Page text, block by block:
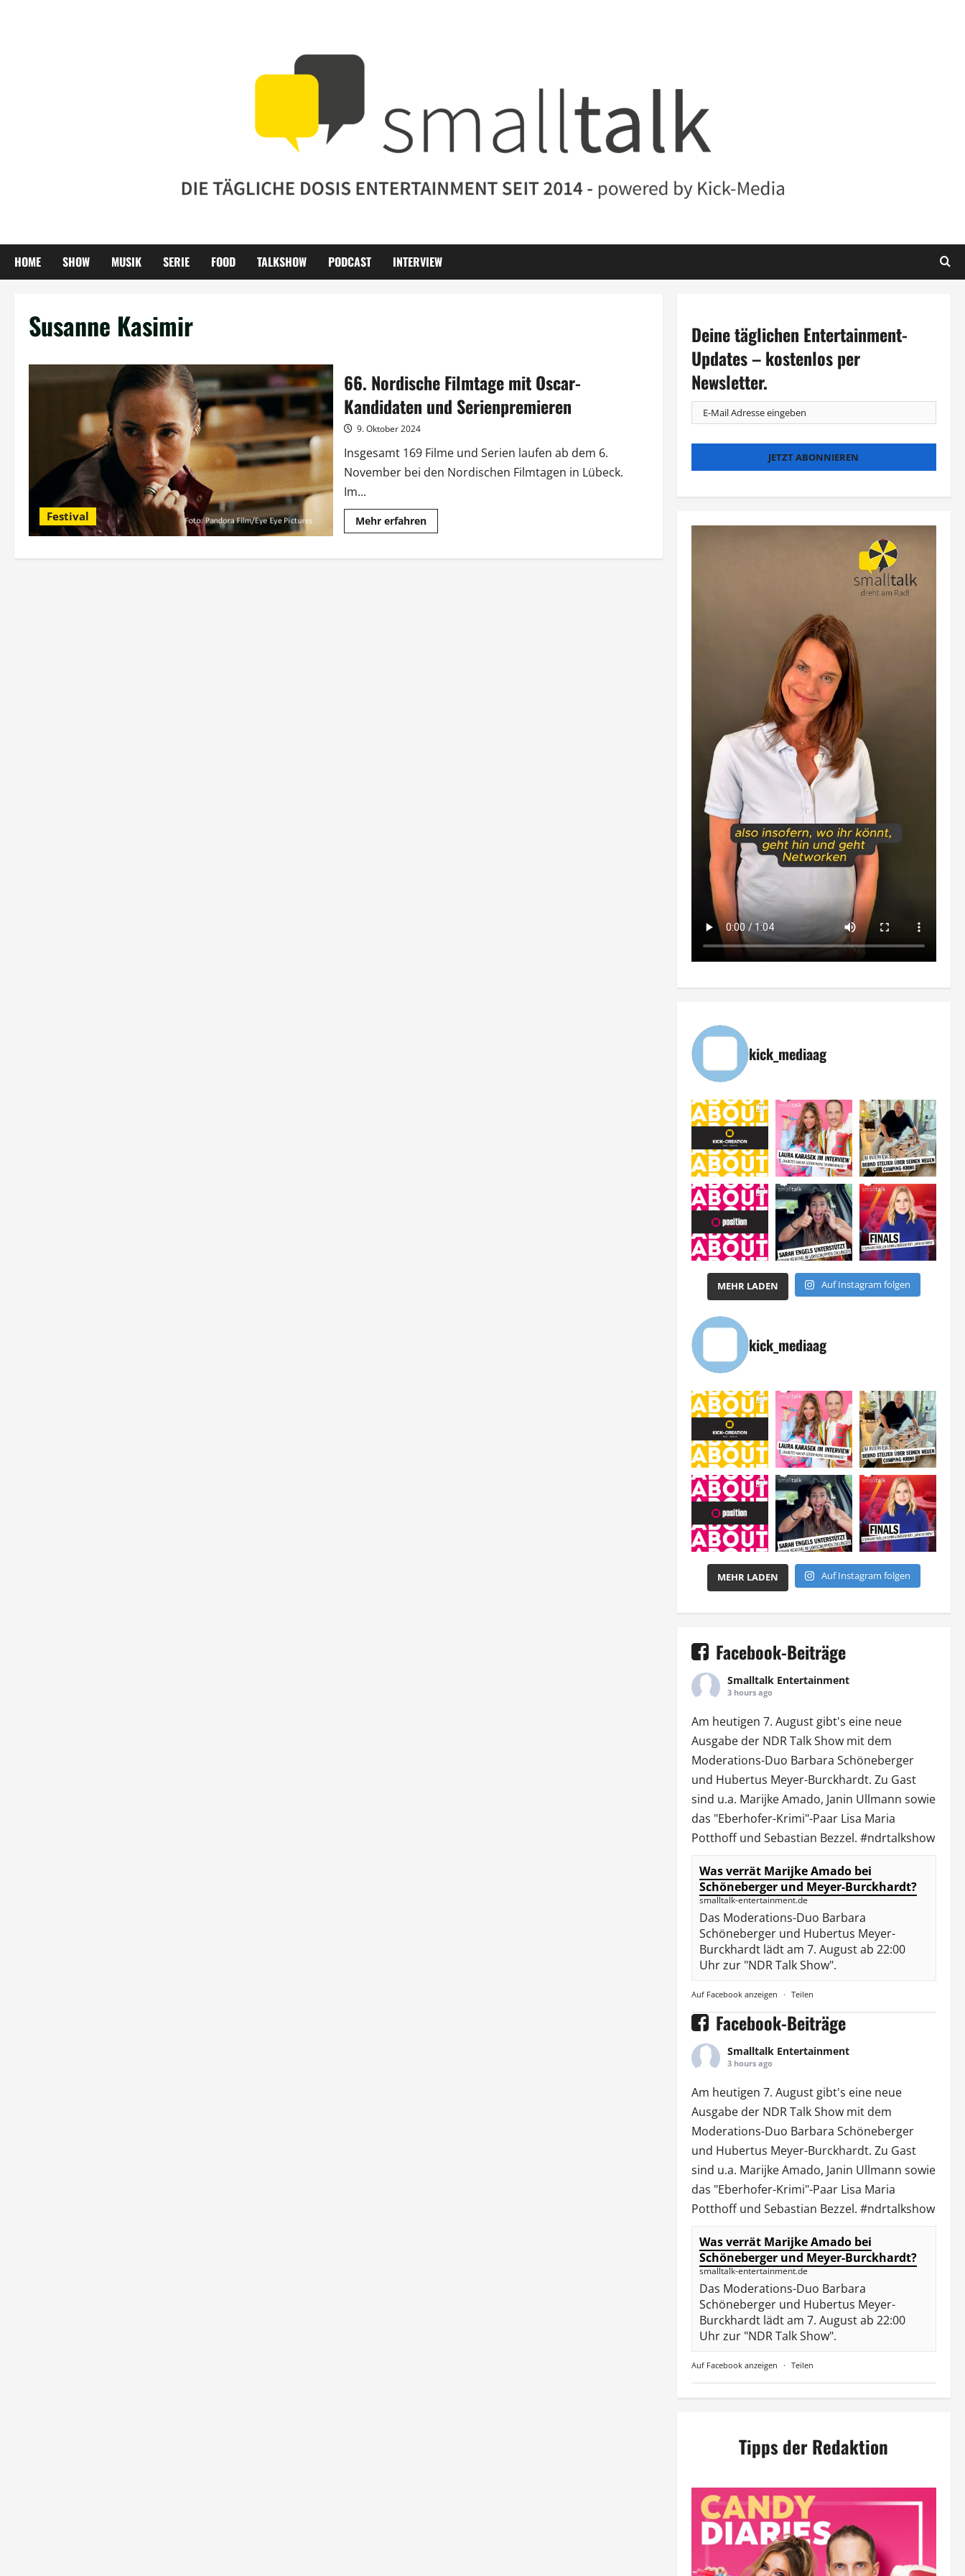
HOME SHOW MUSIK SERIE FOOD TALKSHOW PODCAST INTERVIEW
Susanne Kasimir
Festival
66. Nordische Filmtage mit Oscar-
Kandidaten und Serienpremieren
9. Oktober 2024
Insgesamt 169 Filme und Serien laufen ab dem 6.
November bei den Nordischen Filmtagen in Lübeck.
Im...
Mehr erfahrenMehr
Informationen
Nordische
Deine täglichen Entertainment-
Updates – kostenlos per
Newsletter.
kick_mediaag
MEHR LADEN Auf Instagram folgen
kick_mediaag
MEHR LADEN Auf Instagram folgen
Facebook-Beiträge
Smalltalk Entertainment
3 hours ago
Am heutigen 7. August gibt's eine neue
Ausgabe der NDR Talk Showmit dem
Moderations-Duo Barbara Schöneberger
und Hubertus Meyer-Burckhardt. Zu Gast
sind u.a. Marijke Amado, Janin Ullmann sowie
das "Eberhofer-Krimi"-Paar Lisa Maria
Potthoff und Sebastian Bezzel. #ndrtalkshow
Was verrät Marijke Amado bei
Schöneberger und Meyer-Burckhardt?
smalltalk-entertainment.de
Das Moderations-Duo Barbara
Schöneberger und Hubertus Meyer-
Burckhardt lädt am 7. August ab 22:00
Uhr zur "NDR Talk Show".
Auf Facebook anzeigen · Teilen
Facebook-Beiträge
Smalltalk Entertainment
3 hours ago
Am heutigen 7. August gibt's eine neue
Ausgabe der NDR Talk Showmit dem
Moderations-Duo Barbara Schöneberger
und Hubertus Meyer-Burckhardt. Zu Gast
sind u.a. Marijke Amado, Janin Ullmann sowie
das "Eberhofer-Krimi"-Paar Lisa Maria
Potthoff und Sebastian Bezzel. #ndrtalkshow
Was verrät Marijke Amado bei
Schöneberger und Meyer-Burckhardt?
smalltalk-entertainment.de
Das Moderations-Duo Barbara
Schöneberger und Hubertus Meyer-
Burckhardt lädt am 7. August ab 22:00
Uhr zur "NDR Talk Show".
Auf Facebook anzeigen · Teilen
Tipps der Redaktion